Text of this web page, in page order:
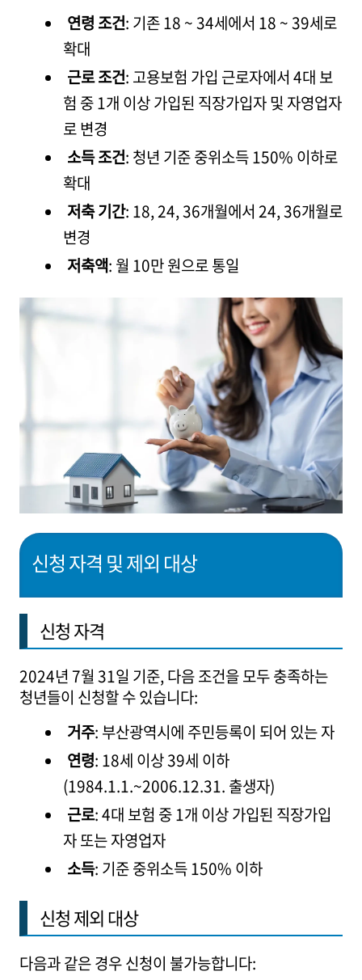
연령 조건: 기존 18 ~ 34세에서 18 ~ 39세로
확대
근로 조건: 고용보험 가입 근로자에서 4대 보
험 중 1개 이상 가입된 직장가입자 및 자영업자
로 변경
소득 조건: 청년 기준 중위소득 150% 이하로
확대
저축 기간: 18, 24, 36개월에서 24, 36개월로
변경
저축액: 월 10만 원으로 통일
신청 자격 및 제외 대상
신청 자격
2024년 7월 31일 기준, 다음 조건을 모두 충족하는
청년들이 신청할 수 있습니다:
거주: 부산광역시에 주민등록이 되어 있는 자
연령: 18세 이상 39세 이하
(1984.1.1.~2006.12.31. 출생자)
근로: 4대 보험 중 1개 이상 가입된 직장가입
자 또는 자영업자
소득: 기준 중위소득 150% 이하
신청 제외 대상
다음과 같은 경우 신청이 불가능합니다: